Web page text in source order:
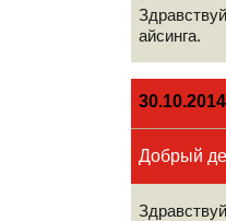
айсинга.
Добрый